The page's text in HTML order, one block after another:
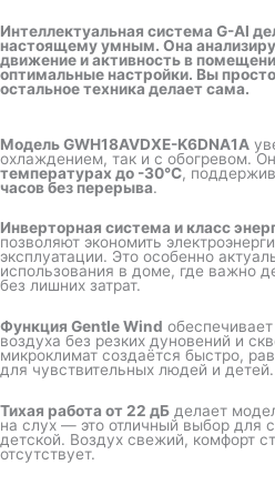
Интеллектуальная система G-AI
настоящему умным. Она
движение и активность в
оптимальные настройки. Вы
остальное
Модель GWH18AVDXE-K6DNA1A
охлаждением, так и с обогревом.
температурах до -30°C,
часов без перерыва.
Инверторная система и класс
позволяют экономить
эксплуатации. Это особенно
использования в доме, где важно
без лишних затрат.
Функция Gentle Wind
воздуха без резких дуновений и
микроклимат создаётся быстро,
для чувствительных людей и детей.
Тихая работа от 22 дБ делает
на слух — это отличный выбор для
детской. Воздух свежий, комфорт
отсутствует.